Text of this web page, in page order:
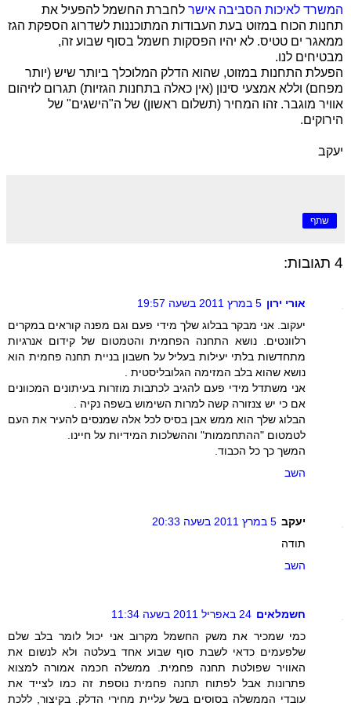
המשרד לאיכות הסביבה אישר לחברת החשמל להפעיל את
תחנות הכוח במזוט בעת העבודות המתוכננות לשדרוג הספקת הגז
ממאגר ים טטיס. לא יהיו הפסקות חשמל בסוף שבוע זה,
מבטיחים לנו.
הפעלת התחנות במזוט, שהוא הדלק המלוכלך ביותר שיש (יותר
מפחם) וללא אמצעי סינון (אין כאלה בתחנות הגזיות) תגרום לזיהום
אוויר מוגבר. זהו המחיר (תשלום ראשון) של ה"הישגים" של
הירוקים.
יעקב
שתף
4 תגובות:
אורי ירון 5 במרץ 2011 בשעה 19:57
יעקוב. אני מבקר בבלוג שלך מידי פעם וגם מפנה קוראים במקרים
רלוונטים. נושא התחנה הפחמית והטמטום של קידום אנרגיות
מתחדשות בלתי יעילות בעליל על חשבון בניית תחנה פחמית הוא
נושא שהוא בלב המזימה הגלובליסטית .
אני משתדל מידי פעם להגיב לכתבות מוזרות בעיתונים המכוונים
אם כי יש צנזורה קשה למרות השימוש בשפה נקיה .
הבלוג שלך הוא ממש אבן בסיס לכל אלה שמנסים להעיר את העם
לטמטום "ההתחממות" וההשלכות המידיות על חיינו.
המשך כך כל הכבוד.
השב
יעקב 5 במרץ 2011 בשעה 20:33
תודה
השב
חשמלאים 24 באפריל 2011 בשעה 11:34
כמי שמכיר את משק החשמל מקרוב אני יכול לומר בלב שלם
שלפעמים כדאי לשבת סוף שבוע אחד בעלטה ולא לנשום את
האוויר שפולטת תחנה פחמית. ממשלה חכמה אמורה למצוא
פתרונות אבל לפתוח תחנה פחמית נוספת זה כמו לצייד את
עובדי הממשלה בסוסים בשל עליית מחירי הדלק. בקיצור, ללכת